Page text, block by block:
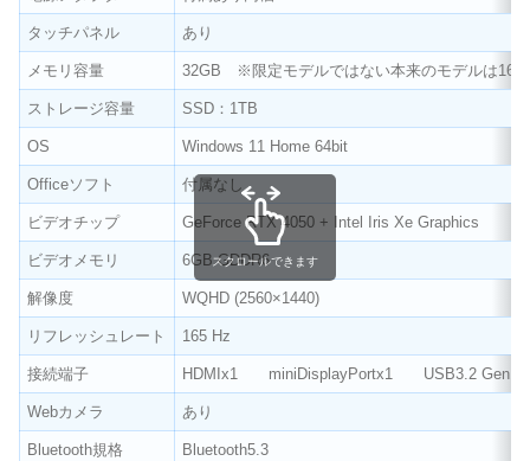
タッチパネル あり
メモリ容量 32GB ※限定モデルではない本来のモデルは
ストレージ容量 SSD：1TB
OS Windows 11 Home 64bit
Officeソフト 付属なし
ビデオチップ GeForce RTX 4050 + Intel Iris Xe Graphics
ビデオメモリ 6GB GDDR6
解像度 WQHD (2560×1440)
リフレッシュレート 165 Hz
接続端子 HDMIx1 miniDisplayPortx1 USB3.2
Webカメラ あり
Bluetooth規格 Bluetooth5.3
スクロールできます